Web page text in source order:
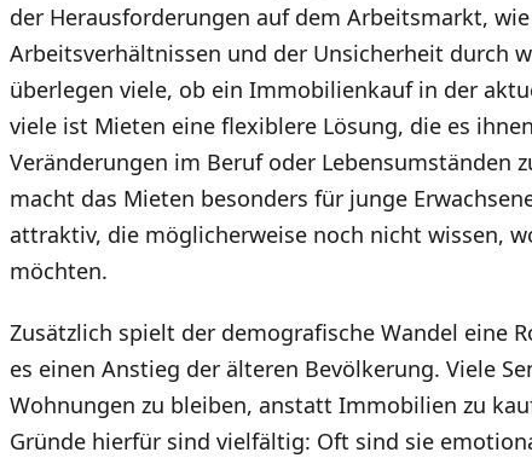
der Herausforderungen auf dem Arbeitsmarkt,
Arbeitsverhältnissen und der Unsicherheit durch
überlegen viele, ob ein Immobilienkauf in der
viele ist Mieten eine flexiblere Lösung, die es
Veränderungen im Beruf oder Lebensumständen
macht das Mieten besonders für junge
attraktiv, die möglicherweise noch nicht wissen,
möchten.
Zusätzlich spielt der demografische Wandel eine
es einen Anstieg der älteren Bevölkerung. Viele
Wohnungen zu bleiben, anstatt Immobilien zu
Gründe hierfür sind vielfältig: Oft sind sie